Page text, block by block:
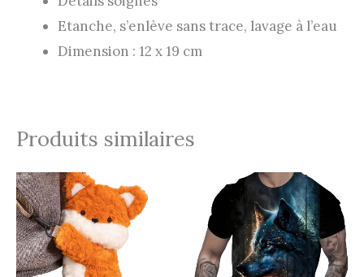
Etanche, s’enlève sans trace, lavage à l’eau
Dimension : 12 x 19 cm
Produits similaires